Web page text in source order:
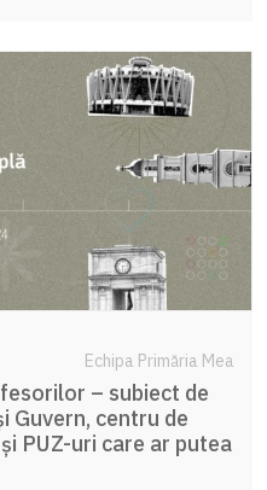
Echipa Primăria Mea
– subiect de
Guvern, centru de
PUZ-uri care ar putea